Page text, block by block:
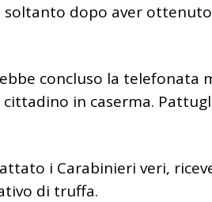
soltanto dopo aver
concluso la telefonata
in caserma.
i Carabinieri veri,
di truffa.